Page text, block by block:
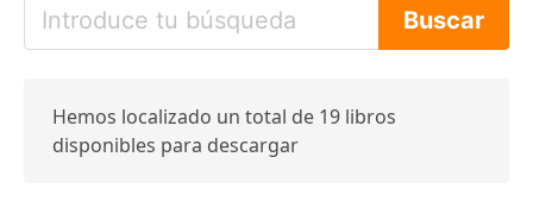
Hemos localizado un total de 19 libros
disponibles para descargar